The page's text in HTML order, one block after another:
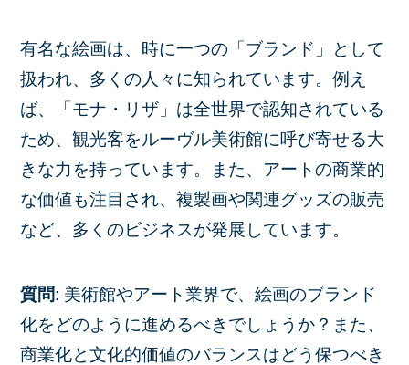
有名な絵画は、時に一つの「ブランド」として
扱われ、多くの人々に知られています。例え
ば、「モナ・リザ」は全世界で認知されている
ため、観光客をルーヴル美術館に呼び寄せる大
きな力を持っています。また、アートの商業的
な価値も注目され、複製画や関連グッズの販売
など、多くのビジネスが発展しています。
質問: 美術館やアート業界で、絵画のブランド
化をどのように進めるべきでしょうか？また、
商業化と文化的価値のバランスはどう保つべき